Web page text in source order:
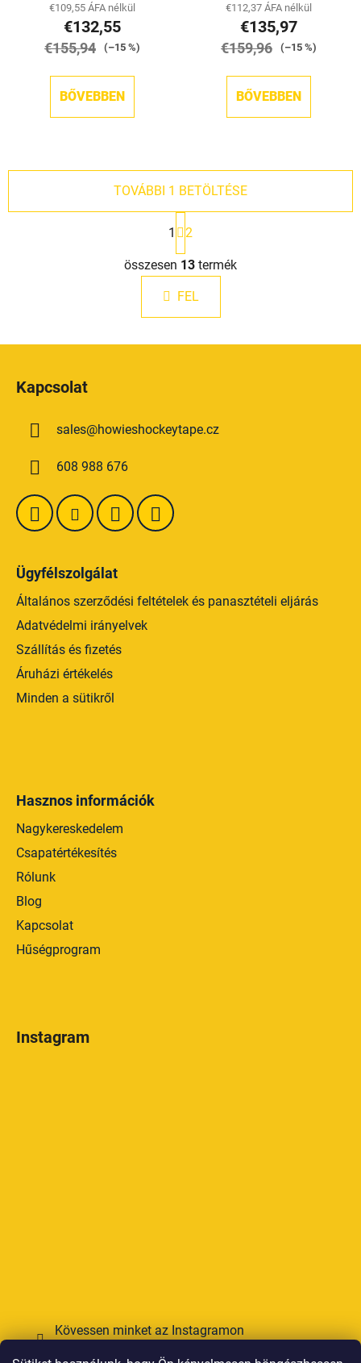
€109,55 ÁFA nélkül
€132,55
€155,94 (–15 %)
BŐVEBBEN
€112,37 ÁFA nélkül
€135,97
€159,96 (–15 %)
BŐVEBBEN
L
i
s
t
a
i
í
TOVÁBBI 1 BETÖLTÉSE
a
p
o
z
á
1 2
összesen 13 termék
FEL
Kapcsolat
sales@howieshockeytape.cz
608 988 676
Ügyfélszolgálat
Általános szerződési feltételek és panasztételi eljárás
Adatvédelmi irányelvek
Szállítás és fizetés
Áruházi értékelés
Minden a sütikről
Hasznos információk
Nagykereskedelem
Csapatértékesítés
Rólunk
Blog
Kapcsolat
Hűségprogram
Instagram
Kövessen minket az Instagramon